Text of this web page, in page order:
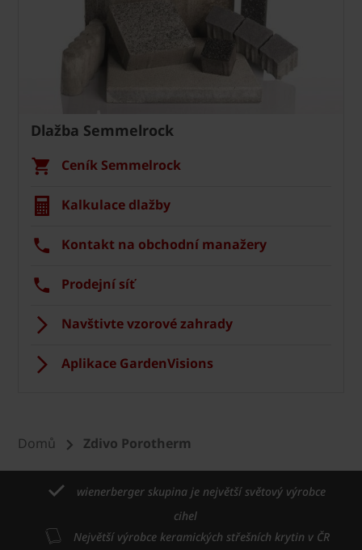
Dlažba Semmelrock
Ceník Semmelrock
Kalkulace dlažby
Kontakt na obchodní manažery
Prodejní síť
Navštivte vzorové zahrady
Aplikace GardenVisions
Domů Zdivo Porotherm
wienerberger skupina je největší světový výrobce
cihel
Největší výrobce keramických střešních krytin v ČR